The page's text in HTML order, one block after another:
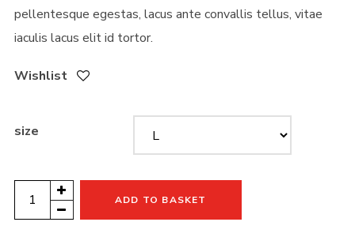
LOGIN THIS
pellentesque egestas, lacus ante convallis tellus, vitae
iaculis lacus elit id tortor.
Wishlist
size
Tour
Shirt
ADD TO BASKET